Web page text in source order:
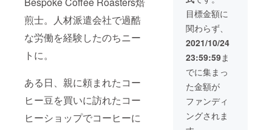
煎士。人材派遣会社で過酷
な労働を経験したのちニー
トに。
ある日、親に頼まれたコー
ヒー豆を買いに訪れたコー
ヒーショップでコーヒーに
ヒーを
飲むこ
とは、
それほ
ど多く
会で
す。 こ
のよう
なタイ
ミング
で是非
お楽し
お楽し
みいた
だけた
ら嬉し
いで
す。 詳
細は終
了後に
個別に
連絡し
ます。
ご用意
いたし
ます。
目の前
でコー
ヒーを
抽出
し、
コー
ヒーの
解説を
聞いた
目標金額に
関わらず、
2021/10/24
23:59:59ま
でに集まっ
た金額が
ファンディ
ングされま